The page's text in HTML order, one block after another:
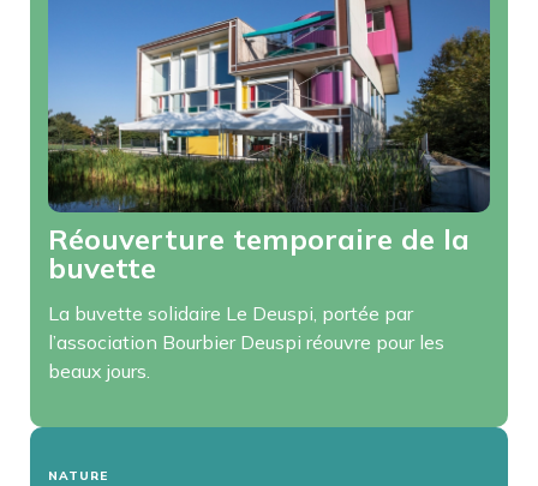
Réouverture temporaire de la
buvette
La buvette solidaire Le Deuspi, portée par
l’association Bourbier Deuspi réouvre pour les
beaux jours.
NATURE